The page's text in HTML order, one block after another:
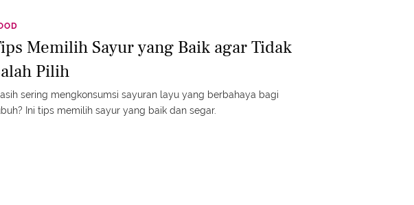
Memilih Sayur yang Baik agar Tidak
Pilih
sering mengkonsumsi sayuran layu yang berbahaya bagi
Ini tips memilih sayur yang baik dan segar.